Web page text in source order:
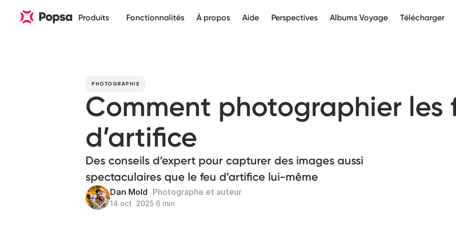
Produits Fonctionnalités À propos Aide Perspectives Albums Voyage Télécharger
PHOTOGRAPHIE
Comment photographier les
d’artifice
Des conseils d’expert pour capturer des images aussi
spectaculaires que le feu d’artifice lui-même
Dan Mold Photographe et auteur
14 oct. 2025∙6 min